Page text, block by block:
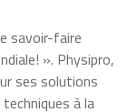
savoir-faire
». Physipro,
ses solutions
à la